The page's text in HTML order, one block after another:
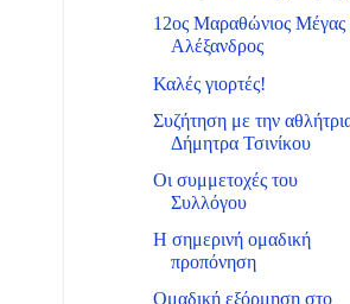
12ος Μαραθώνιος Μέγας
Αλέξανδρος
Καλές γιορτές!
Συζήτηση με την
Δήμητρα Τσινίκου
Οι συμμετοχές του
Συλλόγου
Η σημερινή ομαδική
προπόνηση
Ομαδική εξόρμηση στο